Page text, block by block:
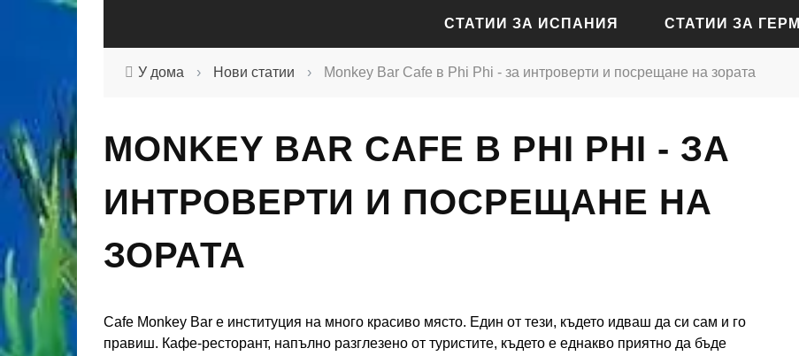
СТАТИИ ЗА ИСПАНИЯ
СТАТИИ ЗА БАРСЕЛОНА
СТАТИИ ЗА СЕВИЛЯ
СТАТИИ ЗА
СТАТИИ ЗА БЕРЛИН
СТАТИИ ЗА ДРЕЗДЕН
СТАТИИ ЗА МЮНХЕН
У дома › Нови статии › Monkey Bar Cafe в Phi Phi - за интроверти и посрещане на зората
MONKEY BAR CAFE В PHI PHI - ЗА
ИНТРОВЕРТИ И ПОСРЕЩАНЕ НА
ЗОРАТА
Cafe Monkey Bar е институция на много красиво място. Един от тези, където идваш да си сам и го
правиш. Кафе-ресторант, напълно разглезено от туристите, където е еднакво приятно да бъде